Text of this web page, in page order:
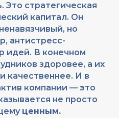
Это стратегическая
капитал. Он
но
антистресс-
идей. В конечном
здоровее, а их
качественнее. И в
компании — это
не просто
ценным.